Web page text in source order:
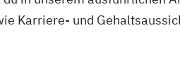
Karriere- und